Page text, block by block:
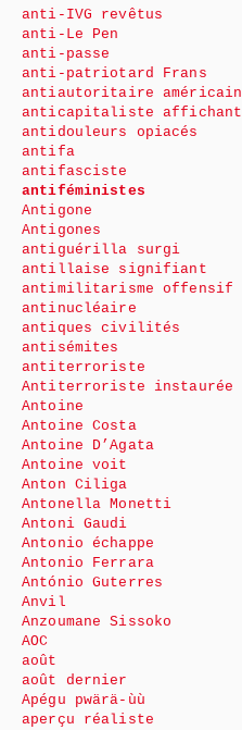
anti-IVG revêtus
anti-Le Pen
anti-passe
anti-patriotard Frans
antiautoritaire américain
anticapitaliste affichant
antidouleurs opiacés
antifa
antifasciste
antiféministes
Antigone
Antigones
antiguérilla surgi
antillaise signifiant
antimilitarisme offensif
antinucléaire
antiques civilités
antisémites
antiterroriste
Antiterroriste instaurée
Antoine
Antoine Costa
Antoine D’Agata
Antoine voit
Anton Ciliga
Antonella Monetti
Antoni Gaudi
Antonio échappe
Antonio Ferrara
António Guterres
Anvil
Anzoumane Sissoko
AOC
août
août dernier
Apégu pwärä-ùù
aperçu réaliste